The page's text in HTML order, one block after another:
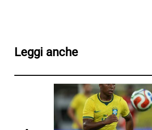
Leggi anche